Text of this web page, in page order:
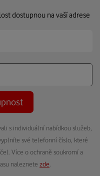
dostupnou na vaší adrese
s individuální nabídkou služeb,
své telefonní číslo, které
Více o ochraně soukromí a
naleznete zde